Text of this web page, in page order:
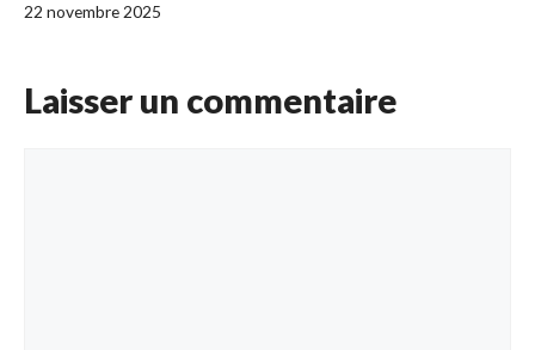
22 novembre 2025
Laisser un commentaire